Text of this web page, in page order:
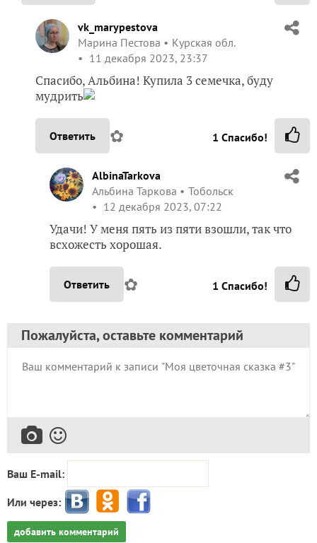
vk_marypestova
Марина Пестова
Курская обл.
11 декабря 2023, 23:37
Спасибо, Альбина! Купила 3 семечка, буду
мудрить
Ответить ✿ 1 Спасибо!
AlbinaTarkova
Альбина Таркова
Тобольск
12 декабря 2023, 07:22
Удачи! У меня пять из пяти взошли, так что
всхожесть хорошая.
Ответить ✿ 1 Спасибо!
Пожалуйста, оставьте комментарий
Ваш E-mail:
Или через:
добавить комментарий